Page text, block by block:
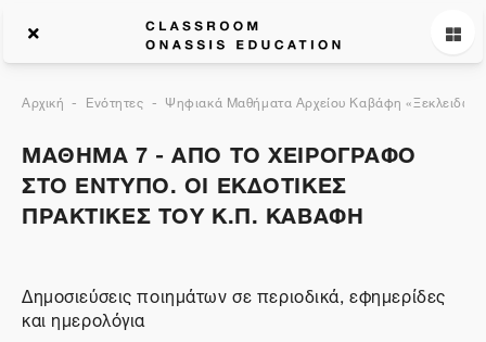
Αρχική Ενότητες Ψηφιακά Μαθήματα Αρχείου Καβάφη
ΜΑΘΗΜΑ 7 - ΑΠΟ ΤΟ ΧΕΙΡΟΓΡΑΦΟ
ΣΤΟ ΕΝΤΥΠΟ. ΟΙ ΕΚΔΟΤΙΚΕΣ
ΠΡΑΚΤΙΚΕΣ ΤΟΥ Κ.Π. ΚΑΒΑΦΗ
Δημοσιεύσεις ποιημάτων σε περιοδικά, εφημερίδες
και ημερολόγια